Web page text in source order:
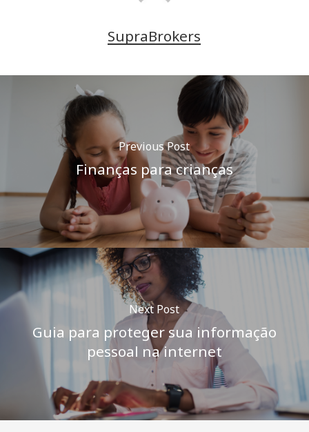
SupraBrokers
Previous Post
Finanças para crianças
Next Post
Guia para proteger sua informação
pessoal na internet